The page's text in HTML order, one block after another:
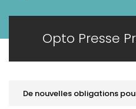
Opto Presse